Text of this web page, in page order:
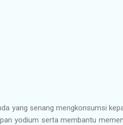
yang senang mengkonsumsi
yodium serta membantu